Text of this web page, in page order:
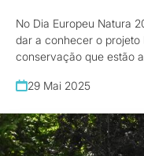
No Dia Europeu Natura
dar a conhecer o projeto
conservação que estão
29 Mai 2025